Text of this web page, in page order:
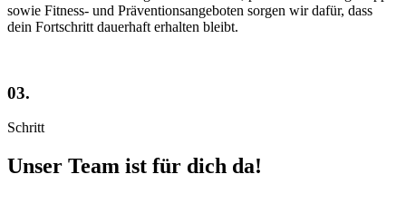
sowie Fitness- und Präventionsangeboten sorgen wir dafür, dass
dein Fortschritt dauerhaft erhalten bleibt.
03.
Schritt
Unser Team ist für dich da!